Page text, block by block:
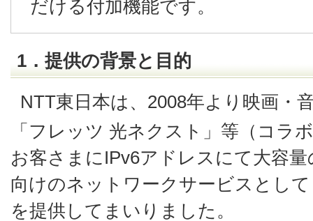
だける付加機能です。
1．提供の背景と目的
NTT東日本は、2008年より映画・
「フレッツ 光ネクスト」等（コラ
お客さまにIPv6アドレスにて大容
向けのネットワークサービスとし
を提供してまいりました。